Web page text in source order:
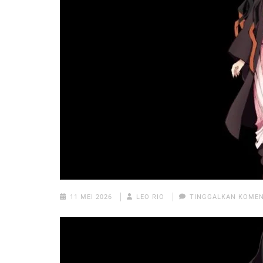
11 MEI 2026 LEO RIO TINGGALKAN